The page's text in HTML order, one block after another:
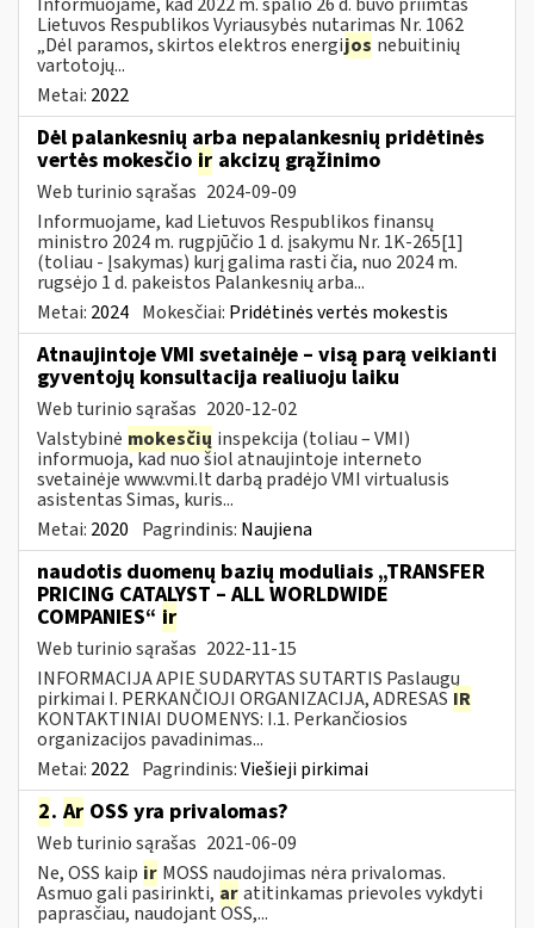
Lietuvos Respublikos Vyriausybės nutarimas Nr. 1062
„Dėl paramos, skirtos elektros energijos nebuitinių
vartotojų...
Metai: 2022
Dėl palankesnių arba nepalankesnių pridėtinės
vertės mokesčio ir akcizų grąžinimo
Web turinio sąrašas 2024-09-09
Informuojame, kad Lietuvos Respublikos finansų
ministro 2024 m. rugpjūčio 1 d. įsakymu Nr. 1K-265[1]
(toliau - Įsakymas) kurį galima rasti čia, nuo 2024 m.
rugsėjo 1 d. pakeistos Palankesnių arba...
Metai: 2024 Mokesčiai: Pridėtinės vertės mokestis
Atnaujintoje VMI svetainėje – visą parą veikianti
gyventojų konsultacija realiuoju laiku
Web turinio sąrašas 2020-12-02
Valstybinė mokesčių inspekcija (toliau – VMI)
informuoja, kad nuo šiol atnaujintoje interneto
svetainėje www.vmi.lt darbą pradėjo VMI virtualusis
asistentas Simas, kuris...
Metai: 2020 Pagrindinis: Naujiena
naudotis duomenų bazių moduliais „TRANSFER
PRICING CATALYST – ALL WORLDWIDE
COMPANIES“ ir
Web turinio sąrašas 2022-11-15
INFORMACIJA APIE SUDARYTAS SUTARTIS Paslaugų
pirkimai I. PERKANČIOJI ORGANIZACIJA, ADRESAS IR
KONTAKTINIAI DUOMENYS: I.1. Perkančiosios
organizacijos pavadinimas...
Metai: 2022 Pagrindinis:Viešieji pirkimai
2. Ar OSS yra privalomas?
Web turinio sąrašas 2021-06-09
Ne, OSS kaip ir MOSS naudojimas nėra privalomas.
Asmuo gali pasirinkti, aratitinkamas prievoles vykdyti
paprasčiau, naudojant OSS,...